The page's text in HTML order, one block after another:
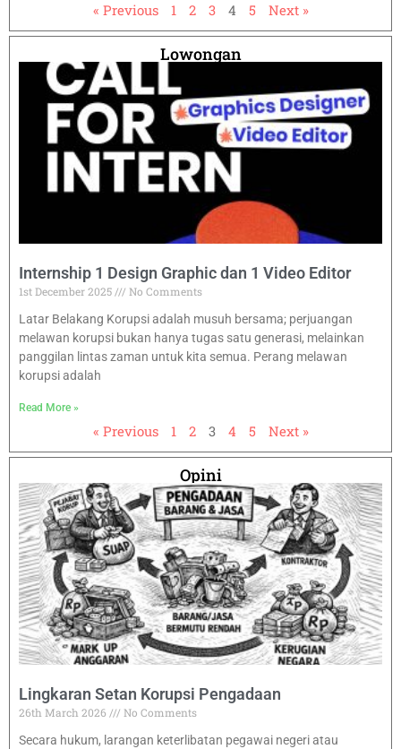
« Previous 1 2 3 4 5 Next »
Lowongan
Internship 1 Design Graphic dan 1 Video Editor
1st December 2025
No Comments
Latar Belakang Korupsi adalah musuh bersama; perjuangan
melawan korupsi bukan hanya tugas satu generasi, melainkan
panggilan lintas zaman untuk kita semua. Perang melawan
korupsi adalah
Read More »
« Previous 1 2 3 4 5 Next »
Opini
Lingkaran Setan Korupsi Pengadaan
26th March 2026
No Comments
Secara hukum, larangan keterlibatan pegawai negeri atau